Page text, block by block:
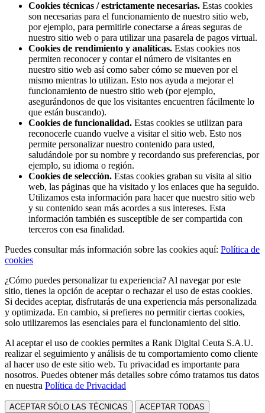
Cookies técnicas / estrictamente necesarias. Estas cookies
son necesarias para el funcionamiento de nuestro sitio web,
por ejemplo, para permitirle conectarse a áreas seguras de
nuestro sitio web o para utilizar una pasarela de pagos virtual.
Cookies de rendimiento y analíticas. Estas cookies nos
permiten reconocer y contar el número de visitantes en
nuestro sitio web así como saber cómo se mueven por el
mismo mientras lo utilizan. Esto nos ayuda a mejorar el
funcionamiento de nuestro sitio web (por ejemplo,
asegurándonos de que los visitantes encuentren fácilmente lo
que están buscando).
Cookies de funcionalidad. Estas cookies se utilizan para
reconocerle cuando vuelve a visitar el sitio web. Esto nos
permite personalizar nuestro contenido para usted,
saludándole por su nombre y recordando sus preferencias, por
ejemplo, su idioma o región.
Cookies de selección. Estas cookies graban su visita al sitio
web, las páginas que ha visitado y los enlaces que ha seguido.
Utilizamos esta información para hacer que nuestro sitio web
y su contenido sean más acordes a sus intereses. Esta
información también es susceptible de ser compartida con
terceros con esa finalidad.
Puedes consultar más información sobre las cookies aquí: Política de
cookies
¿Cómo puedes personalizar tu experiencia? Al navegar por este
sitio, tienes la opción de aceptar o rechazar el uso de estas cookies.
Si decides aceptar, disfrutarás de una experiencia más personalizada
y optimizada. En cambio, si prefieres no permitir ciertas cookies,
solo utilizaremos las esenciales para el funcionamiento del sitio.
Al aceptar el uso de cookies permites a Rank Digital Ceuta S.A.U.
realizar el seguimiento y análisis de tu comportamiento como cliente
al hacer uso de este sitio web. Tu privacidad es importante para
nosotros. Puedes obtener más detalles sobre cómo tratamos tus datos
en nuestra Política de Privacidad
ACEPTAR SÓLO LAS TÉCNICAS ACEPTAR TODAS